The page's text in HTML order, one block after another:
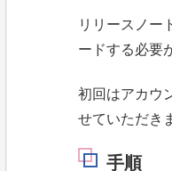
リリースノー
ードする必要
初回はアカウ
せていただき
手順